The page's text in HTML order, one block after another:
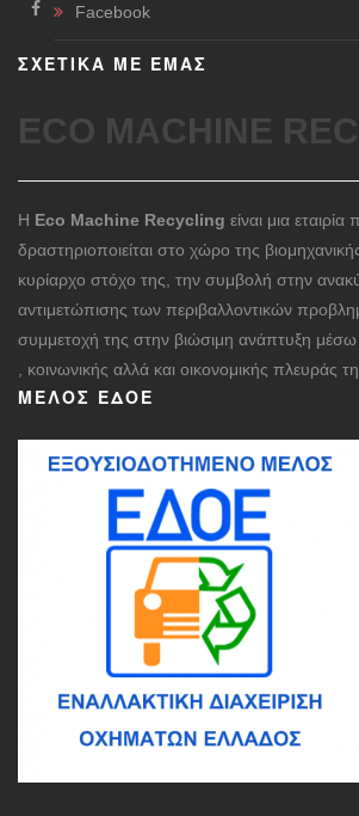
Facebook
ΣΧΕΤΙΚΑ ΜΕ ΕΜΑΣ
ECO MACHINE
Η Eco Machine Recycling είναι μια εταιρία
δραστηριοποιείται στο χώρο της
κυρίαρχο στόχο της, την συμβολή στην
αντιμετώπισης των περιβαλλοντικών
συμμετοχή της στην βιώσιμη ανάπτυξη μέσω
, κοινωνικής αλλά και οικονομικής πλευράς
ΜΈΛΟΣ ΕΔΟΕ